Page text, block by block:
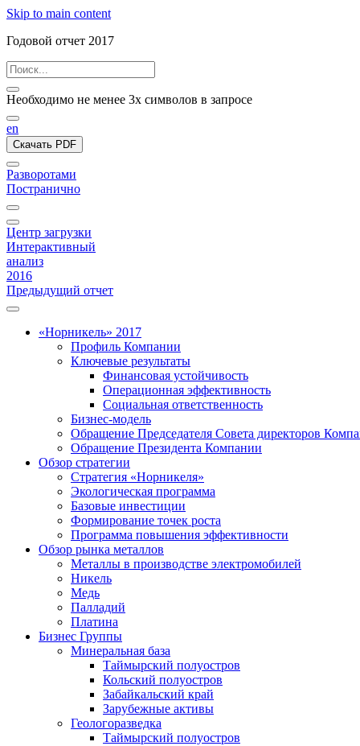
Skip to main content
Годовой отчет 2017
Необходимо не менее 3х символов в запросе
en
Скачать PDF
Разворотами
Постранично
Центр загрузки
Интерактивный
анализ
2016
Предыдущий отчет
«Норникель» 2017
Профиль Компании
Ключевые результаты
Финансовая устойчивость
Операционная эффективность
Социальная ответственность
Бизнес-модель
Обращение Председателя Совета директоров
Обращение Президента Компании
Обзор стратегии
Стратегия «Норникеля»
Экологическая программа
Базовые инвестиции
Формирование точек роста
Программа повышения эффективности
Обзор рынка металлов
Металлы в производстве электромобилей
Никель
Медь
Палладий
Платина
Бизнес Группы
Минеральная база
Таймырский полуостров
Кольский полуостров
Забайкальский край
Зарубежные активы
Геологоразведка
Таймырский полуостров